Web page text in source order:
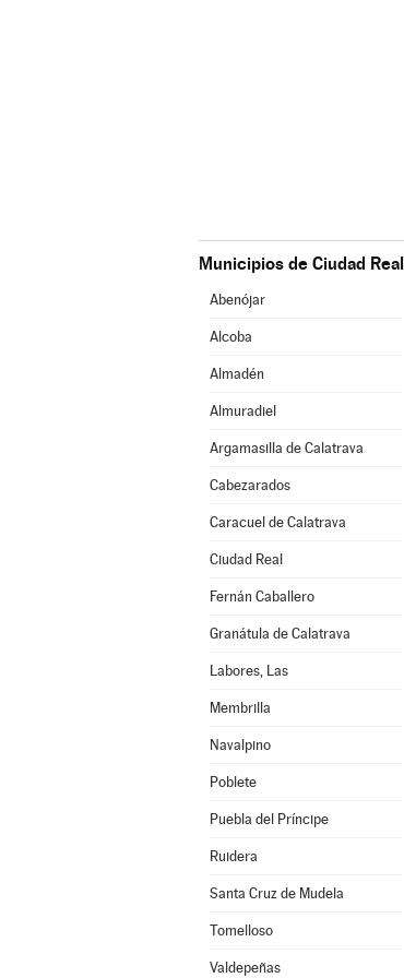
Municipios de Ciudad Real
Abenójar
Alcoba
Almadén
Almuradiel
Argamasilla de Calatrava
Cabezarados
Caracuel de Calatrava
Ciudad Real
Fernán Caballero
Granátula de Calatrava
Labores, Las
Membrilla
Navalpino
Poblete
Puebla del Príncipe
Ruidera
Santa Cruz de Mudela
Tomelloso
Valdepeñas